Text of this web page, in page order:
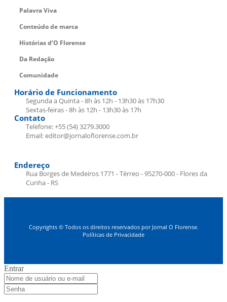
Palavra Viva
Conteúdo de marca
Histórias d’O Florense
Da Redação
Comunidade
Horário de Funcionamento
Segunda a Quinta - 8h às 12h - 13h30 às 17h30
Sextas-feiras - 8h às 12h - 13h30 às 17h
Contato
Telefone: +55 (54) 3279.3000
Email: editor@jornaloflorense.com.br
Endereço
Rua Borges de Medeiros 1771 - Térreo - 95270-000 - Flores da
Cunha - RS
Copyrights © Todos os direitos reservados por Jornal O Florense.
Políticas de Privacidade
Entrar